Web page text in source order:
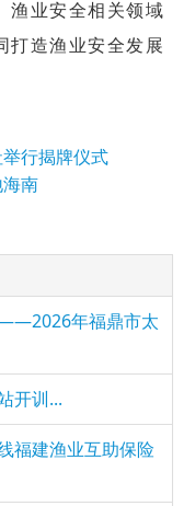
渔业安全相关领域
打造渔业安全发展
行揭牌仪式
南
年福鼎市太
开训...
福建渔业互助保险